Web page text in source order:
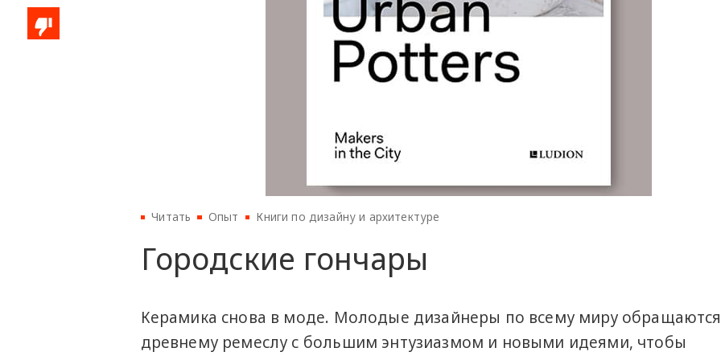
Читать Опыт Книги по дизайну и архитектуре
Городские гончары
Керамика снова в моде. Молодые дизайнеры по всему миру
древнему ремеслу с большим энтузиазмом и новыми идеями, чтобы